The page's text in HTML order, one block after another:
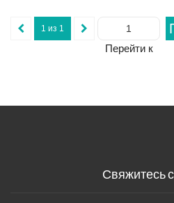
1 из 1
Перейти к
Свяжитесь